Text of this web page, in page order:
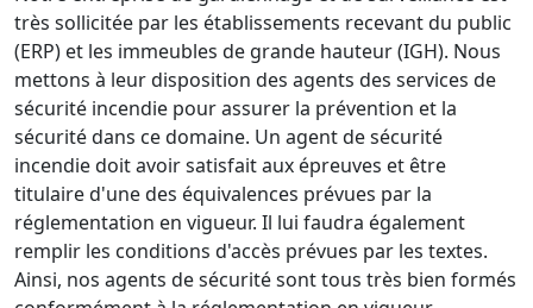
très sollicitée par les établissements recevant du public
(ERP) et les immeubles de grande hauteur (IGH). Nous
mettons à leur disposition des agents des services de
sécurité incendie pour assurer la prévention et la
sécurité dans ce domaine. Un agent de sécurité
incendie doit avoir satisfait aux épreuves et être
titulaire d'une des équivalences prévues par la
réglementation en vigueur. Il lui faudra également
remplir les conditions d'accès prévues par les textes.
Ainsi, nos agents de sécurité sont tous très bien formés